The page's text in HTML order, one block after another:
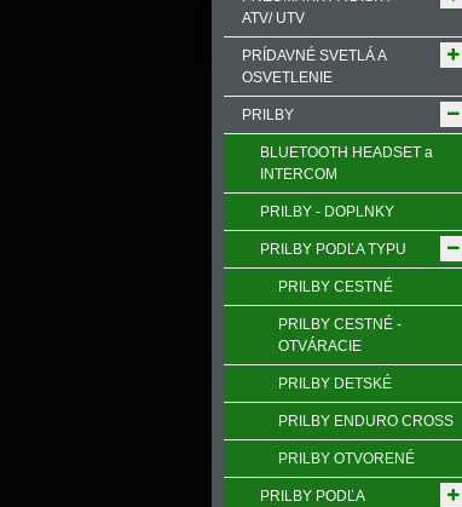
ATV/ UTV
PRÍDAVNÉ SVETLÁ A
OSVETLENIE
PRILBY
BLUETOOTH HEADSET a
INTERCOM
PRILBY - DOPLNKY
PRILBY PODĽA TYPU
PRILBY CESTNÉ
PRILBY CESTNÉ -
OTVÁRACIE
PRILBY DETSKÉ
PRILBY ENDURO CROSS
PRILBY OTVORENÉ
PRILBY PODĽA